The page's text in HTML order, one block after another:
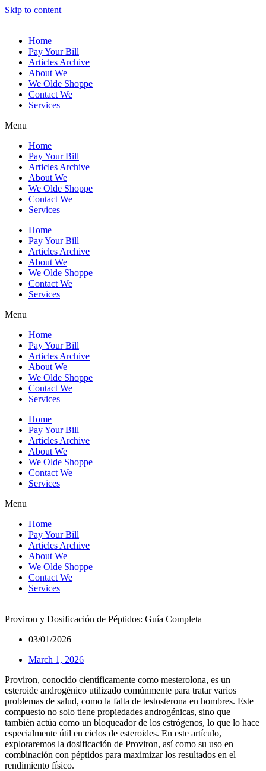
Skip to content
Home
Pay Your Bill
Articles Archive
About We
We Olde Shoppe
Contact We
Services
Menu
Home
Pay Your Bill
Articles Archive
About We
We Olde Shoppe
Contact We
Services
Home
Pay Your Bill
Articles Archive
About We
We Olde Shoppe
Contact We
Services
Menu
Home
Pay Your Bill
Articles Archive
About We
We Olde Shoppe
Contact We
Services
Home
Pay Your Bill
Articles Archive
About We
We Olde Shoppe
Contact We
Services
Menu
Home
Pay Your Bill
Articles Archive
About We
We Olde Shoppe
Contact We
Services
Proviron y Dosificación de Péptidos: Guía Completa
03/01/2026
March 1, 2026
Proviron, conocido científicamente como mesterolona, es un
esteroide androgénico utilizado comúnmente para tratar varios
problemas de salud, como la falta de testosterona en hombres. Este
compuesto no solo tiene propiedades androgénicas, sino que
también actúa como un bloqueador de los estrógenos, lo que lo hace
especialmente útil en ciclos de esteroides. En este artículo,
exploraremos la dosificación de Proviron, así como su uso en
combinación con péptidos para maximizar los resultados en el
rendimiento físico.